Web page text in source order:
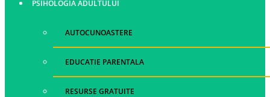
PSIHOLOGIA ADULTULUI
AUTOCUNOASTERE
EDUCATIE PARENTALA
RESURSE GRATUITE